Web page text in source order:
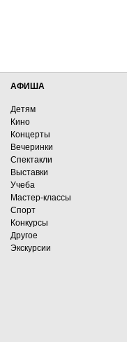
АФИША
Детям
Кино
Концерты
Вечеринки
Спектакли
Выставки
Учеба
Мастер-классы
Спорт
Конкурсы
Другое
Экскурсии